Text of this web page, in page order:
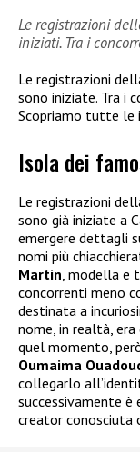
Le registrazioni
iniziati. Tra i
Le registrazioni
sono iniziate. Tra i
Scopriamo tutte le
Isola dei
Le registrazioni
sono già iniziate a
emergere dettagli
nomi più
Martin , modella e
concorrenti meno
destinata a
nome, in realtà,
quel momento,
Oumaima
collegarlo
successivamente
creator conosciuta